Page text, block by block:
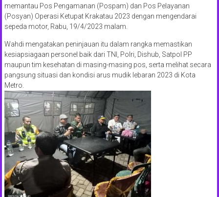
memantau Pos Pengamanan (Pospam) dan Pos Pelayanan
(Posyan) Operasi Ketupat Krakatau 2023 dengan mengendarai
sepeda motor, Rabu, 19/4/2023 malam.
Wahdi mengatakan peninjauan itu dalam rangka memastikan
kesiapsiagaan personel baik dari TNI, Polri, Dishub, Satpol PP
maupun tim kesehatan di masing-masing pos, serta melihat secara
pangsung situasi dan kondisi arus mudik lebaran 2023 di Kota
Metro.